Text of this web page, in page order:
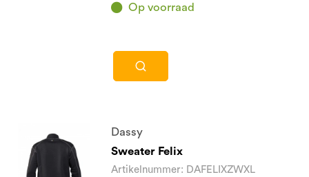
Op voorraad
Dassy
Sweater Felix
Artikelnummer: DAFELIXZWXL